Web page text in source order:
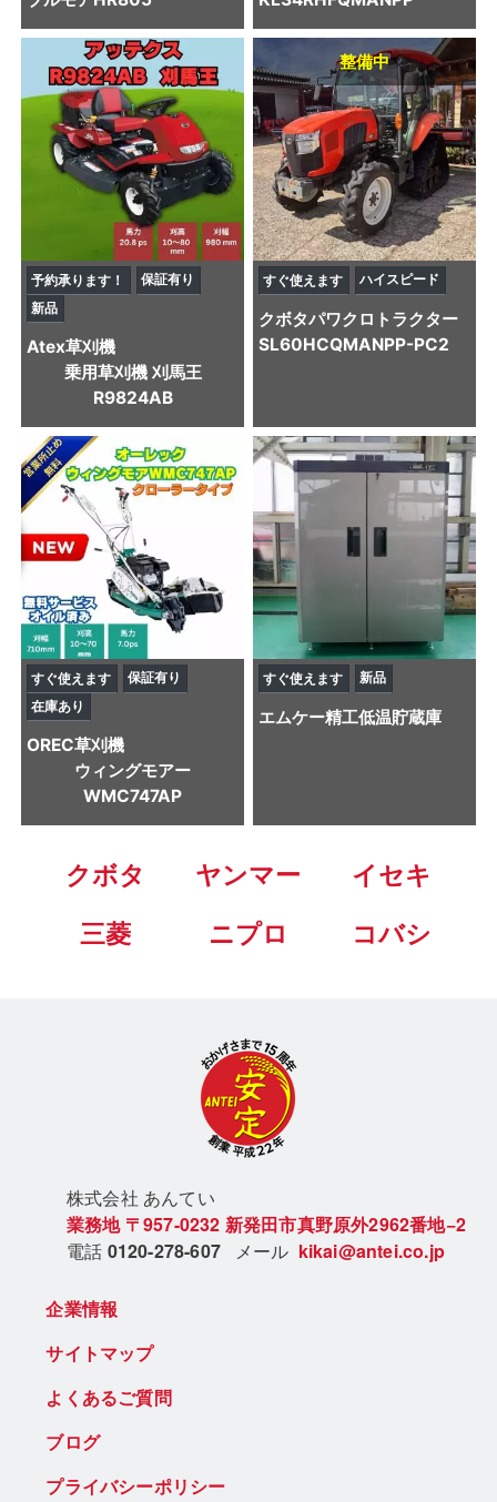
予約承ります！
保証有り
新品
Atex草刈機
乗用草刈機 刈馬王
R9824AB
整備中
すぐ使えます ハイスピード
クボタパワクロトラクター
SL60HCQMANPP-PC2
すぐ使えます
保証有り
在庫あり
OREC草刈機
ウィングモアー
WMC747AP
すぐ使えます 新品
エムケー精工低温貯蔵庫
クボタ ヤンマー
イセキ
三菱
ニプロ コバシ
株式会社 あんてい
業務地 〒957-0232 新発田市真野原外2962番地−2
電話 0120-278-607 メール kikai@antei.co.jp
企業情報
サイトマップ
よくあるご質問
ブログ
プライバシーポリシー